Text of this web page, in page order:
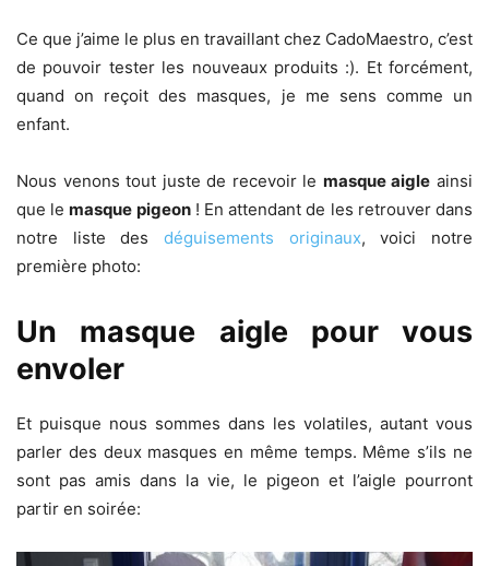
Ce que j’aime le plus en travaillant chez CadoMaestro, c’est
de pouvoir tester les nouveaux produits :). Et forcément,
quand on reçoit des masques, je me sens comme un
enfant.
Nous venons tout juste de recevoir le masque aigle ainsi
que lemasque pigeon! En attendant de les retrouver dans
notre liste des déguisements originaux, voici notre
première photo:
Un masque aigle pour vous
envoler
Et puisque nous sommes dans les volatiles, autant vous
parler des deux masques en même temps. Même s’ils ne
sont pas amis dans la vie, le pigeon et l’aigle pourront
partir en soirée: